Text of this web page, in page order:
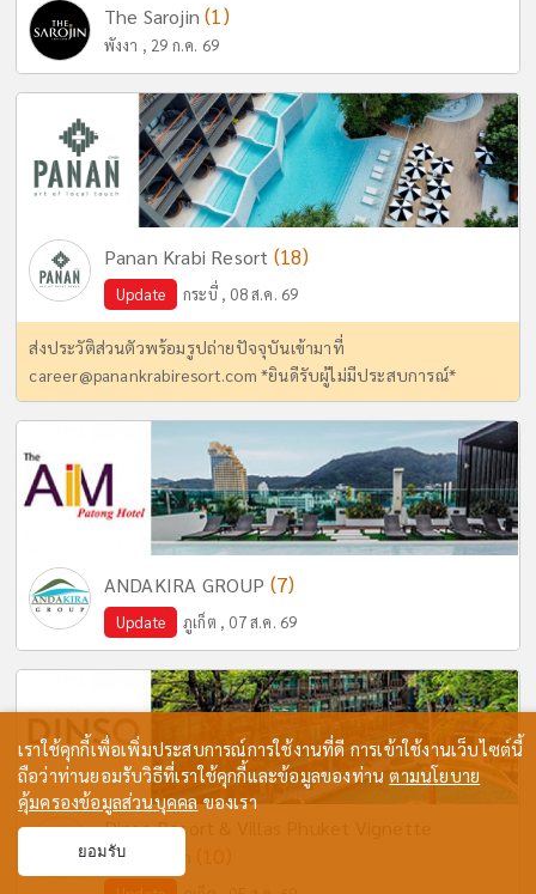
The Sarojin(1)
พังงา , 29 ก.ค. 69
Panan Krabi Resort (18)
Update กระบี่ , 08 ส.ค. 69
ส่งประวัติส่วนตัวพร้อมรูปถ่ายปัจจุบันเข้ามาที่
career@panankrabiresort.com *ยินดีรับผู้ไม่มีประสบการณ์*
ANDAKIRA GROUP (7)
Update ภูเก็ต , 07 ส.ค. 69
Dinso Resort & Villas Phuket Vignette
Collection (10)
เราใช้คุกกี้เพื่อเพิ่มประสบการณ์การใช้งานที่ดี การเข้าใช้งานเว็บไซต์นี้
ถือว่าท่านยอมรับวิธีที่เราใช้คุกกี้และข้อมูลของท่านตามนโยบาย
คุ้มครองข้อมูลส่วนบุคคลของเรา
ยอมรับ